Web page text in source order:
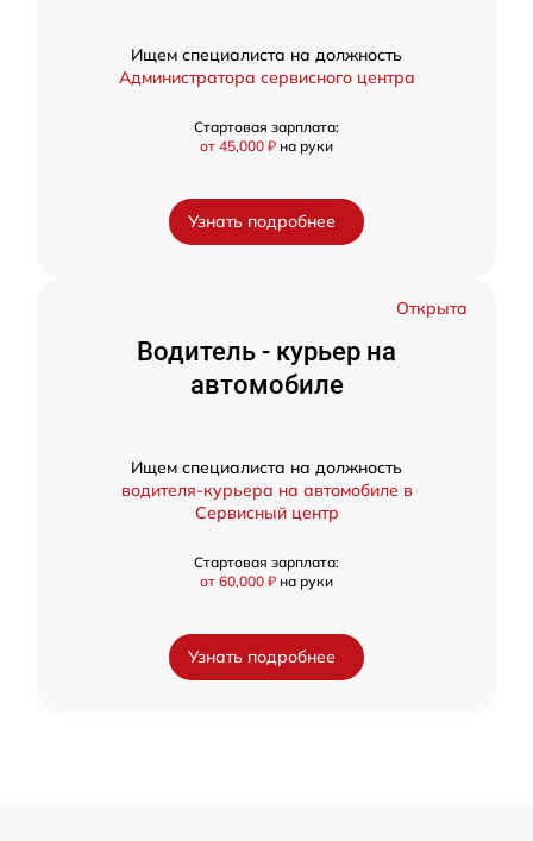
Ищем специалиста на должность
Администратора сервисного центра
Стартовая зарплата:
от 45,000 ₽ на руки
Узнать подробнее
Открыта
Водитель - курьер на
автомобиле
Ищем специалиста на должность
водителя-курьера на автомобиле в
Сервисный центр
Стартовая зарплата:
от 60,000 ₽ на руки
Узнать подробнее